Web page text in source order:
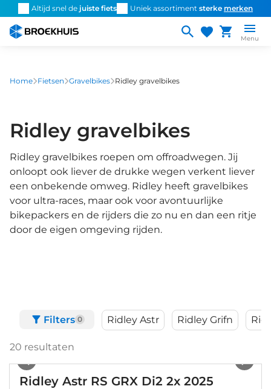
Overslaan
naar
gaan
Altijd snel de juiste fiets Uniek assortiment sterke merken
Menu
Home Fietsen Gravelbikes Ridley gravelbikes
Ridley gravelbikes
Ridley gravelbikes roepen om offroadwegen. Jij
onloopt ook liever de drukke wegen verkent liever
een onbekende omweg. Ridley heeft gravelbikes
voor ultra-races, maar ook voor avontuurlijke
bikepackers en de rijders die zo nu en dan een ritje
door de eigen omgeving rijden.
Filters 0 Ridley Astr Ridley Grifn
20 resultaten
Ridley Astr RS GRX Di2 2x 2025